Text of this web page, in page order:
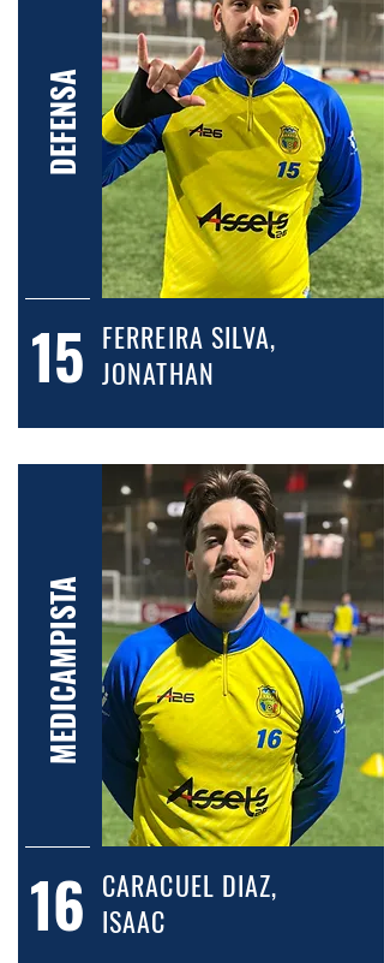
DEFENSA
15 FERREIRA SILVA,
JONATHAN
MEDICAMPISTA
16 CARACUEL DIAZ,
ISAAC